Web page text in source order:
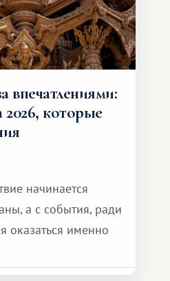
впечатлениями:
2026, которые
начинается
а с события, ради
оказаться именно